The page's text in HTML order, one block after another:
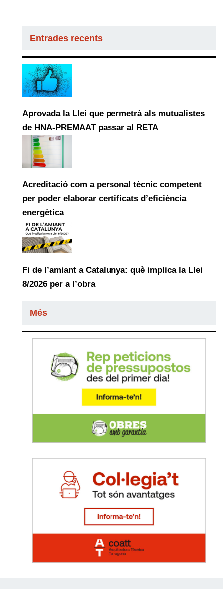
Entrades recents
Aprovada la Llei que permetrà als mutualistes
de HNA-PREMAAT passar al RETA
Acreditació com a personal tècnic competent
per poder elaborar certificats d’eficiència
energètica
Fi de l’amiant a Catalunya: què implica la Llei
8/2026 per a l’obra
Més